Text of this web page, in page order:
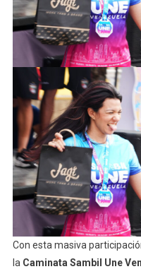
Con esta masiva
la Caminata Sambil Une